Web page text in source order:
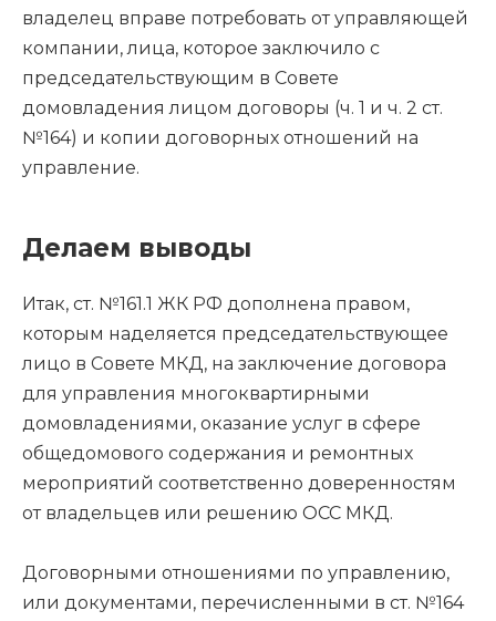
владелец вправе потребовать от управляющей
компании, лица, которое заключило с
председательствующим в Совете
домовладения лицом договоры (ч. 1 и ч. 2 ст.
№164) и копии договорных отношений на
управление.
Делаем выводы
Итак, ст. №161.1 ЖК РФ дополнена правом,
которым наделяется председательствующее
лицо в Совете МКД, на заключение договора
для управления многоквартирными
домовладениями, оказание услуг в сфере
общедомового содержания и ремонтных
мероприятий соответственно доверенностям
от владельцев или решению ОСС МКД.
Договорными отношениями по управлению,
или документами, перечисленными в ст. №164